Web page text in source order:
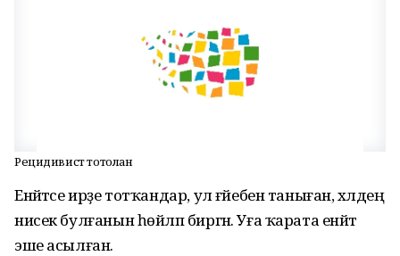
Рецидивист тотолған
Енәйәтсе ирҙе тотҡандар, ул ғәйебен таныған, хәлдең
нисек булғанын һөйләп биргән. Уға ҡарата енәйәт
эше асылған.